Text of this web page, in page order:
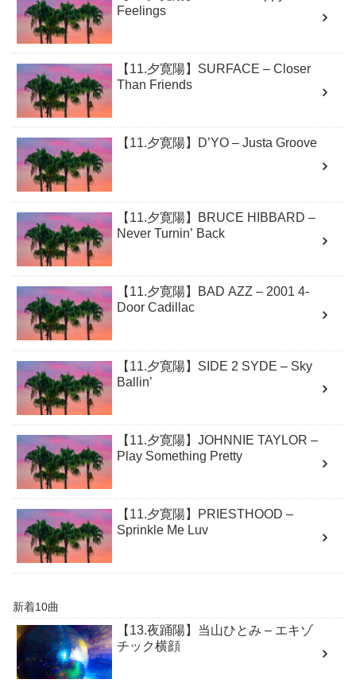
Feelings
【11.夕寛陽】SURFACE – Closer
Than Friends
【11.夕寛陽】D’YO – Justa Groove
【11.夕寛陽】BRUCE HIBBARD –
Never Turnin’ Back
【11.夕寛陽】BAD AZZ – 2001 4-
Door Cadillac
【11.夕寛陽】SIDE 2 SYDE – Sky
Ballin’
【11.夕寛陽】JOHNNIE TAYLOR –
Play Something Pretty
【11.夕寛陽】PRIESTHOOD –
Sprinkle Me Luv
新着10曲
【13.夜踊陽】当山ひとみ – エキゾ
チック横顔